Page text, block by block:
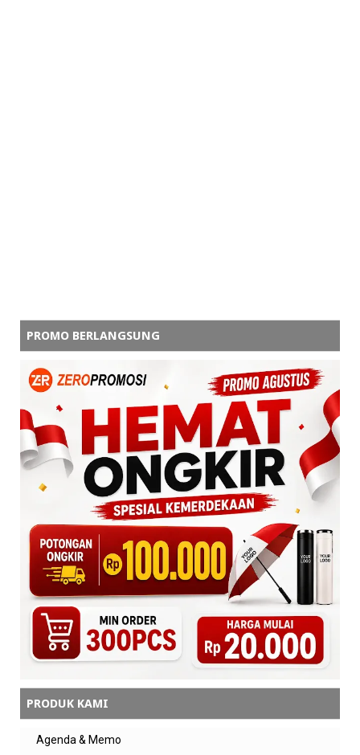
PROMO BERLANGSUNG
PRODUK KAMI
Agenda & Memo